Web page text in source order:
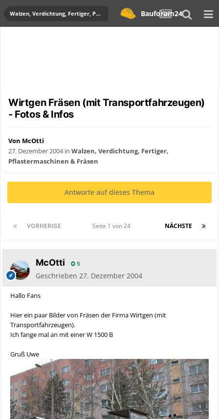
Walzen, Verdichtung, Fertiger, Pflastermaschinen & Fräsen Bauforum24
Wirtgen Fräsen (mit Transportfahrzeugen)
- Fotos & Infos
Von McOtti
27. Dezember 2004in Walzen, Verdichtung, Fertiger,
Pflastermaschinen & Fräsen
Antworte auf dieses Thema
VORHERIGE NÄCHSTE
Seite 1 von 24
McOtti 5
Geschrieben 27. Dezember 2004
Hallo Fans
Hier ein paar Bilder von Fräsen der Firma Wirtgen (mit
Transportfahrzeugen).
Ich fange mal an mit einer W 1500 B
Gruß Uwe